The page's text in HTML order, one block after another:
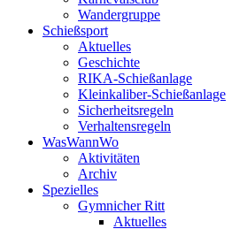
Wandergruppe
Schießsport
Aktuelles
Geschichte
RIKA-Schießanlage
Kleinkaliber-Schießanlage
Sicherheitsregeln
Verhaltensregeln
WasWannWo
Aktivitäten
Archiv
Spezielles
Gymnicher Ritt
Aktuelles